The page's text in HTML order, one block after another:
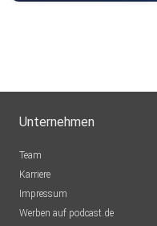
Unternehmen
Team
Karriere
Impressum
Werben auf podcast.de